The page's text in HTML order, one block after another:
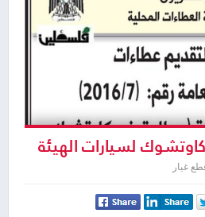
لسيارات الهيئة
غيار